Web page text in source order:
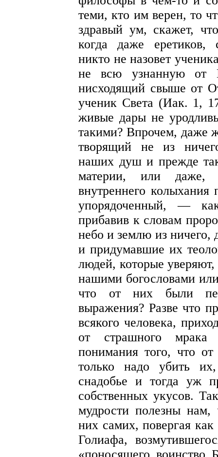
теми, кто им верен, то
здравый ум, скажет,
когда даже еретиков,
никто не назовет
не всю узнанную от
нисходящий свыше от
ученик Света (Иак. 1,
живые дары не
такими? Впрочем, даже
творящий не из
наших душ и прежде
материи, или даже,
внутреннего
упорядоченный, —
прибавив к словам
небо и землю из ничего,
и придумавшие их
людей, которые уверяют,
нашими богословами
что от них были
выражения? Разве что
всякого человека,
от страшного мрака
понимания того, что
только надо убить
снадобье и тогда уж
собственных укусов.
мудрости полезны нам,
них самих, повергая
Голиафа,